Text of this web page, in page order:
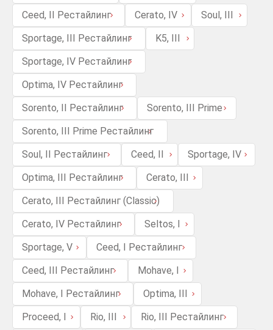
Ceed, II Рестайлинг
Cerato, IV
Soul, III
Sportage, III Рестайлинг
K5, III
Sportage, IV Рестайлинг
Optima, IV Рестайлинг
Sorento, II Рестайлинг
Sorento, III Prime
Sorento, III Prime Рестайлинг
Soul, II Рестайлинг
Ceed, II
Sportage, IV
Optima, III Рестайлинг
Cerato, III
Cerato, III Рестайлинг (Classic)
Cerato, IV Рестайлинг
Seltos, I
Sportage, V
Ceed, I Рестайлинг
Ceed, III Рестайлинг
Mohave, I
Mohave, I Рестайлинг
Optima, III
Proceed, I
Rio, III
Rio, III Рестайлинг